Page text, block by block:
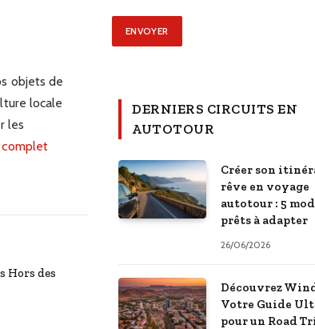
objets de
locale
les
Hors des
DERNIERS CIRCUITS EN
AUTOTOUR
Créer son
rêve en voyage
autotour : 5
prêts à adapter
26/06/2026
Découvrez
Votre Guide
pour un Road